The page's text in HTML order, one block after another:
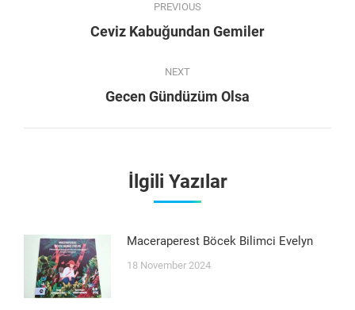
navigation
PREVIOUS
Previous
Ceviz Kabuğundan Gemiler
NEXT
Next
Gecen Gündüzüm Olsa
İlgili Yazılar
Maceraperest Böcek Bilimci Evelyn
18 November 2024